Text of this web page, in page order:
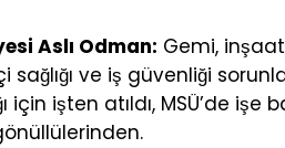
Aslı Odman: Gemi,
ve iş güvenliği
için işten atıldı, MSÜ’de